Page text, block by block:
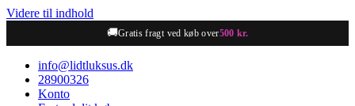
Videre til indhold
🚚Gratis fragt ved køb over500 kr.
info@lidtluksus.dk
28900326
Konto